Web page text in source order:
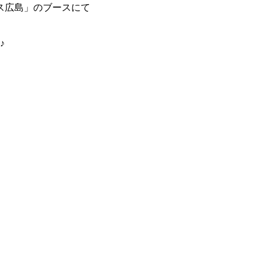
広島」のブースにて